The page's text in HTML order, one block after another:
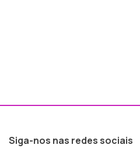
Siga-nos nas redes sociais